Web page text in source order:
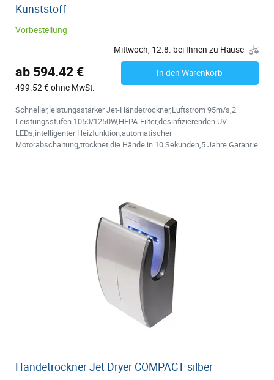
Kunststoff
Vorbestellung
Mittwoch, 12.8. bei Ihnen zu Hause
ab 594.42 €
499.52 € ohne MwSt.
In den Warenkorb
Schneller,leistungsstarker Jet-Händetrockner,Luftstrom 95m/s,2
Leistungsstufen 1050/1250W,HEPA-Filter,desinfizierenden UV-
LEDs,intelligenter Heizfunktion,automatischer
Motorabschaltung,trocknet die Hände in 10 Sekunden,5 Jahre Garantie
Händetrockner Jet Dryer COMPACT silber